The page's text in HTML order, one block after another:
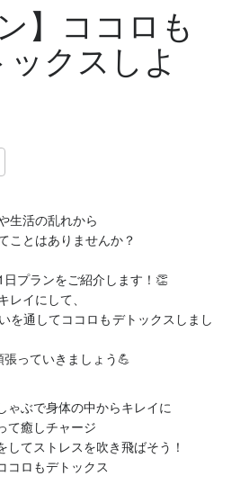
】ココロも
クスしよ
生活の乱れから
ことはありませんか？
プランをご紹介します！👏
イにして、
を通してココロもデトックスしまし
っていきましょう💪
ゃぶで身体の中からキレイに
て癒しチャージ
てストレスを吹き飛ばそう！
コロもデトックス